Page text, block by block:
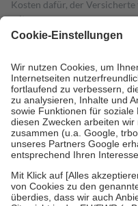
Kosten dafür, der
mit.
Grundsätzlich leisten
höchstens zehn Euro.
Es
Kosten der Leistung zu
Diese Regeln gelten
Bei Heilmitteln und
Zuzahlung zehn Prozent der
Verordnung.
Um das Engagement der
stärken und die besondere
fallenkeine Zuzahlungenan
• Kindern und Jugendlichen